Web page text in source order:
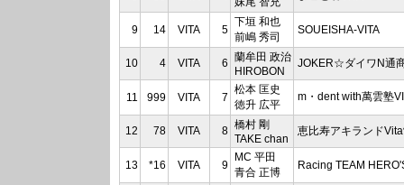
9 14 VITA 5
下垣 和也
前嶋 秀司
SOUEISHA-VITA
10 4 VITA 6 蘭牟田 政治
HIROBON
JOKER☆ダイワN通
11 999 VITA 7
松本 匡史
徳升 広平
m・dent with萬雲塾
12 78 VITA 8 橋村 剛
TAKE chan
恵比寿アキランド
13 *16 VITA 9
MC 平田
青合 正博
Racing TEAM